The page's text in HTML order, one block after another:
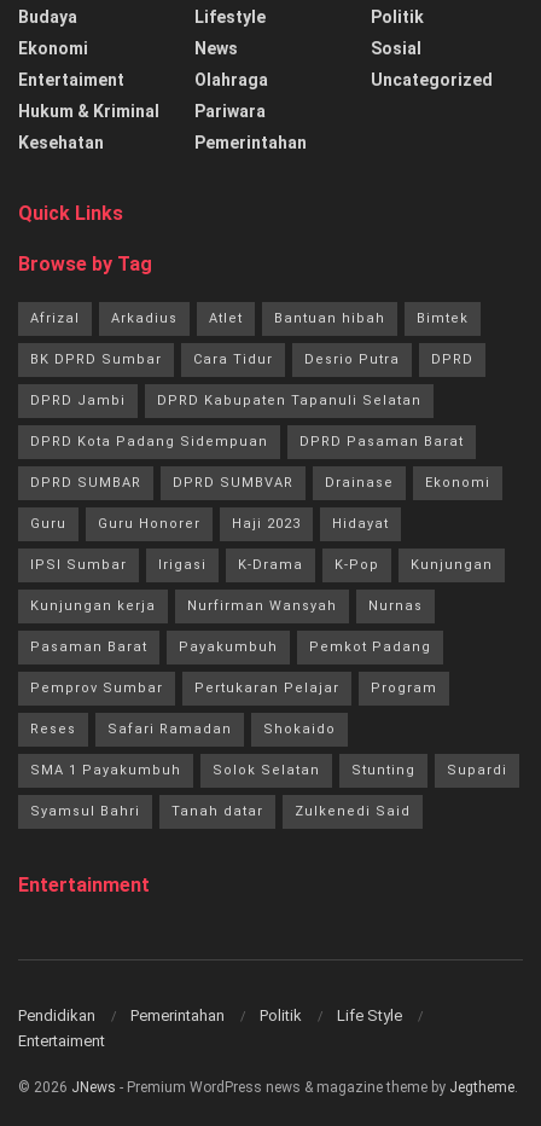
Budaya
Ekonomi
Entertaiment
Hukum & Kriminal
Kesehatan
Lifestyle
News
Olahraga
Pariwara
Pemerintahan
Politik
Sosial
Uncategorized
Quick Links
Browse by Tag
Afrizal Arkadius Atlet Bantuan hibah Bimtek
BK DPRD Sumbar Cara Tidur Desrio Putra DPRD
DPRD Jambi DPRD Kabupaten Tapanuli Selatan
DPRD Kota Padang Sidempuan DPRD Pasaman Barat
DPRD SUMBAR DPRD SUMBVAR Drainase Ekonomi
Guru Guru Honorer Haji 2023 Hidayat
IPSI Sumbar Irigasi K-Drama K-Pop Kunjungan
Kunjungan kerja Nurfirman Wansyah Nurnas
Pasaman Barat Payakumbuh Pemkot Padang
Pemprov Sumbar Pertukaran Pelajar Program
Reses Safari Ramadan Shokaido
SMA 1 Payakumbuh Solok Selatan Stunting Supardi
Syamsul Bahri Tanah datar Zulkenedi Said
Entertainment
Pendidikan Pemerintahan Politik
Life Style
Entertaiment
© 2026 JNews - Premium WordPress news & magazine theme by Jegtheme.